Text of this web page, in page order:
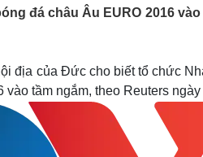
thể thao
Ô tô - Xe máy
Tư vấn
- Điện ảnh
Giải trí
Nghệ sĩ
đá châu Âu EURO 2016
địa của Đức cho biết tổ chức
tầm ngắm, theo Reuters ngày